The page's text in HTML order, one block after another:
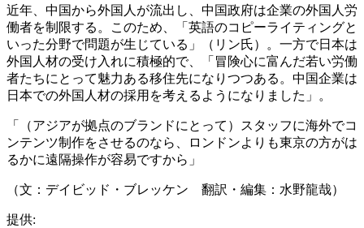
近年、中国から外国人が流出し、中国政府は企業の外国人労
働者を制限する。このため、「英語のコピーライティングと
いった分野で問題が生じている」（リン氏）。一方で日本は
外国人材の受け入れに積極的で、「冒険心に富んだ若い労働
者たちにとって魅力ある移住先になりつつある。中国企業は
日本での外国人材の採用を考えるようになりました」。
「（アジアが拠点のブランドにとって）スタッフに海外でコ
ンテンツ制作をさせるのなら、ロンドンよりも東京の方がは
るかに遠隔操作が容易ですから」
（文：デイビッド・ブレッケン 翻訳・編集：水野龍哉）
提供: